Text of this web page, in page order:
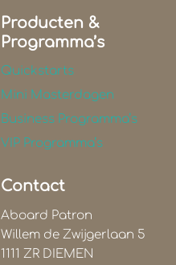
Producten &
Programma’s
Quickstarts
Mini Masterdagen
Business Programma’s
VIP Programma’s
Contact
Aboard Patron
Willem de Zwijgerlaan 5
1111 ZR DIEMEN